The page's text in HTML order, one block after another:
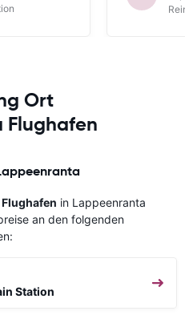
Ort
Flughafen
in Lappeenranta
an den folgenden
Station